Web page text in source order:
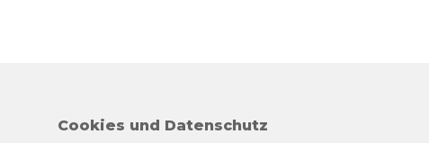
Cookies und Datenschutz